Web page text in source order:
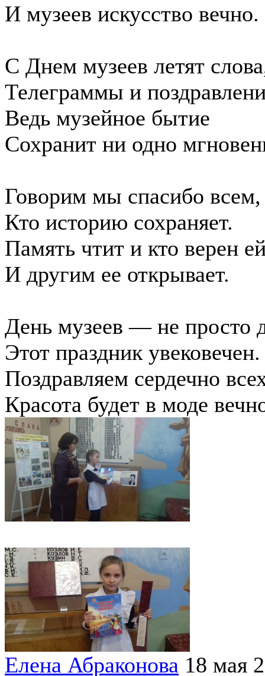
И музеев искусство вечно.
С Днем музеев летят
Телеграммы и
Ведь музейное бытие
Сохранит ни одно
Говорим мы спасибо всем,
Кто историю сохраняет.
Память чтит и кто верен
И другим ее открывает.
День музеев — не просто
Этот праздник увековечен.
Поздравляем сердечно
Красота будет в моде
Елена Абраконова 18 мая